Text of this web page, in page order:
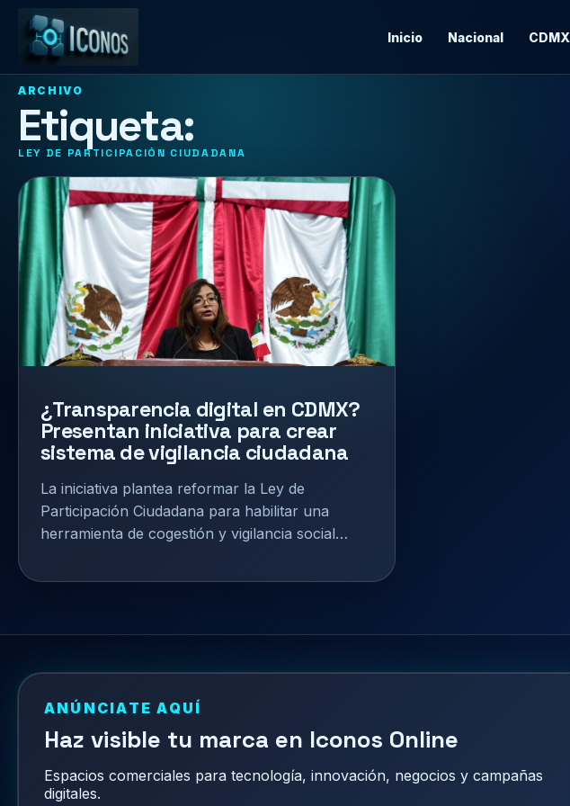
Inicio Nacional CDMX
ARCHIVO
Etiqueta:
LEY DE PARTICIPACIÓN CIUDADANA
¿Transparencia digital en CDMX?
Presentan iniciativa para crear
sistema de vigilancia ciudadana
La iniciativa plantea reformar la Ley de
Participación Ciudadana para habilitar una
herramienta de cogestión y vigilancia social…
ANÚNCIATE AQUÍ
Haz visible tu marca en Iconos Online
Espacios comerciales para tecnología, innovación, negocios y campañas
digitales.